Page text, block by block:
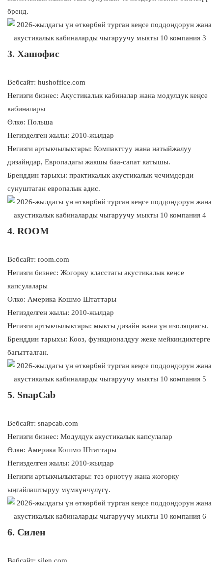
бренд.
3. Хашофис
Вебсайт: hushoffice.com
Негизги бизнес: Акустикалык кабиналар жана модулдук кеңсе
кабиналары
Өлкө: Польша
Негизделген жылы: 2010-жылдар
Негизги артыкчылыктары: Компакттуу жана натыйжалуу
дизайндар, Европадагы жакшы баа-сапат катышы.
Бренддин тарыхы: практикалык акустикалык чечимдерди
сунуштаган европалык адис.
4. ROOM
Вебсайт: room.com
Негизги бизнес: Жогорку класстагы акустикалык кеңсе
капсулалары
Өлкө: Америка Кошмо Штаттары
Негизделген жылы: 2010-жылдар
Негизги артыкчылыктары: мыкты дизайн жана үн изоляциясы.
Бренддин тарыхы: Кооз, функционалдуу жеке мейкиндиктерге
багытталган.
5. SnapCab
Вебсайт: snapcab.com
Негизги бизнес: Модулдук акустикалык капсулалар
Өлкө: Америка Кошмо Штаттары
Негизделген жылы: 2010-жылдар
Негизги артыкчылыктары: тез орнотуу жана жогорку
ыңгайлаштыруу мүмкүнчүлүгү.
6. Силен